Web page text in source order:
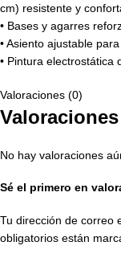
cm) resistente y
• Bases y agarres
• Asiento ajustable
• Pintura electrostática
Valoraciones (0)
Valoraciones
No hay valoraciones
Sé el primero en
Tu dirección de correo
obligatorios están